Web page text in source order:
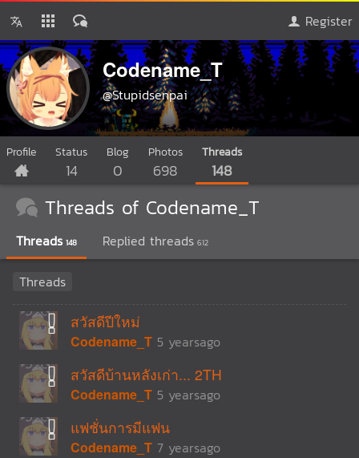
Register
Codename_T
@Stupidsenpai
Profile Status
14
Blog
0
Photos
698
Threads
148
Threads of Codename_T
Threads 148 Replied threads 612
Threads
สวัสดีปีใหม่
Codename_T 5 yearsago
สวัสดีบ้านหลังเก่า... 2TH
Codename_T 5 yearsago
แฟชั่นการมีแฟน
Codename_T 7 yearsago